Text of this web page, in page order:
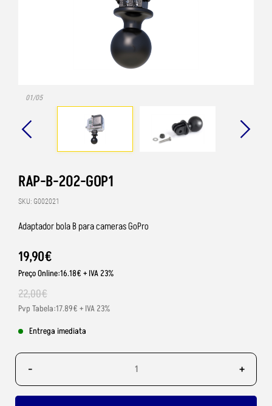
01/05
RAP-B-202-GOP1
SKU: G002021
Adaptador bola B para cameras GoPro
19,90€
Preço Online:16.18€ + IVA 23%
22,00€
Pvp Tabela:17.89€ + IVA 23%
Entrega imediata
- +